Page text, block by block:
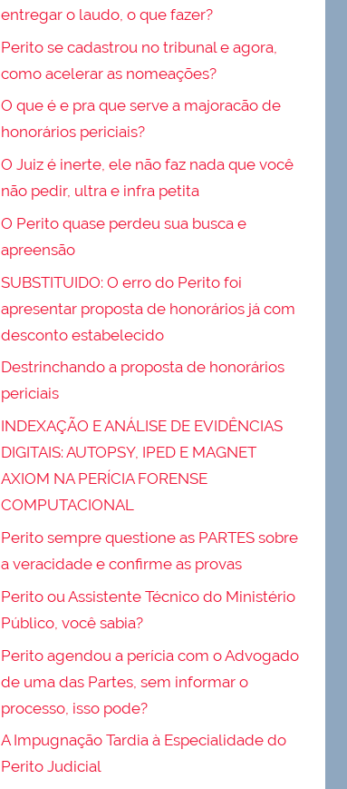
entregar o laudo, o que fazer?
Perito se cadastrou no tribunal e agora,
como acelerar as nomeações?
O que é e pra que serve a majoracão de
honorários periciais?
O Juiz é inerte, ele não faz nada que você
não pedir, ultra e infra petita
O Perito quase perdeu sua busca e
apreensão
SUBSTITUIDO: O erro do Perito foi
apresentar proposta de honorários já com
desconto estabelecido
Destrinchando a proposta de honorários
periciais
INDEXAÇÃO E ANÁLISE DE EVIDÊNCIAS
DIGITAIS: AUTOPSY, IPED E MAGNET
AXIOM NA PERÍCIA FORENSE
COMPUTACIONAL
Perito sempre questione as PARTES sobre
a veracidade e confirme as provas
Perito ou Assistente Técnico do Ministério
Público, você sabia?
Perito agendou a perícia com o Advogado
de uma das Partes, sem informar o
processo, isso pode?
A Impugnação Tardia à Especialidade do
Perito Judicial